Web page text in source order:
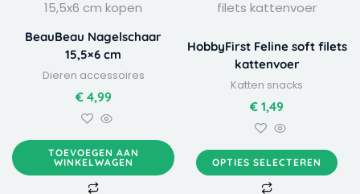
BeauBeau Nagelschaar
15,5×6 cm
Dieren accessoires
€4,99
TOEVOEGEN AAN
WINKELWAGEN
HobbyFirst Feline soft filets
kattenvoer
Katten snacks
€ 1,49
OPTIES SELECTEREN
product
meerdere
variaties.
Deze
kan
gekozen
worden
op
de